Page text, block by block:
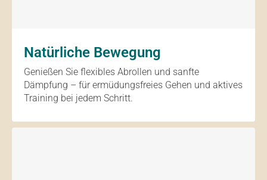
Natürliche Bewegung
Genießen Sie flexibles Abrollen und sanfte
Dämpfung – für ermüdungsfreies Gehen und aktives
Training bei jedem Schritt.